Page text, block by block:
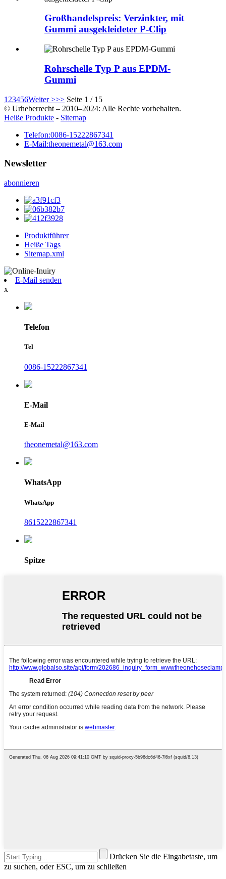
Großhandelspreis: Verzinkter, mit
Gummi ausgekleideter P-Clip
Rohrschelle Typ P aus EPDM-
Gummi
1 23456Weiter >>> Seite 1 / 15
© Urheberrecht – 2010–2024: Alle Rechte vorbehalten.
Heiße Produkte - Sitemap
Telefon:0086-15222867341
E-Mail:theonemetal@163.com
Newsletter
abonnieren
Produktführer
Heiße Tags
Sitemap.xml
E-Mail senden
x
Telefon
Tel
0086-15222867341
E-Mail
E-Mail
theonemetal@163.com
WhatsApp
WhatsApp
8615222867341
Spitze
Drücken Sie die Eingabetaste, um
zu suchen, oder ESC, um zu schließen